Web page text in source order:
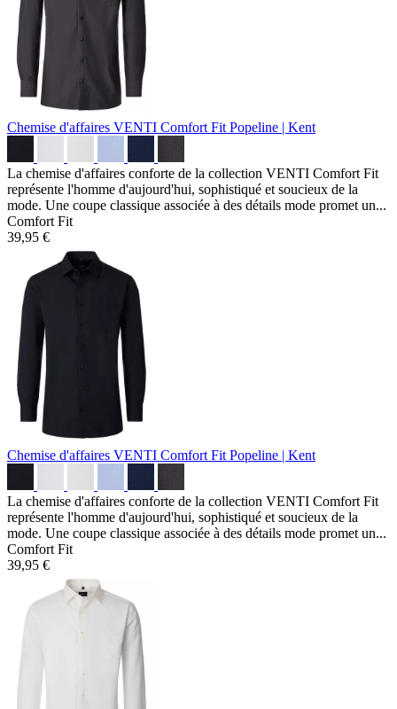
Chemise d'affaires VENTI Comfort Fit Popeline | Kent
La chemise d'affaires conforte de la collection VENTI Comfort Fit
représente l'homme d'aujourd'hui, sophistiqué et soucieux de la
mode. Une coupe classique associée à des détails mode promet un...
Comfort Fit
39,95 €
Chemise d'affaires VENTI Comfort Fit Popeline | Kent
La chemise d'affaires conforte de la collection VENTI Comfort Fit
représente l'homme d'aujourd'hui, sophistiqué et soucieux de la
mode. Une coupe classique associée à des détails mode promet un...
Comfort Fit
39,95 €